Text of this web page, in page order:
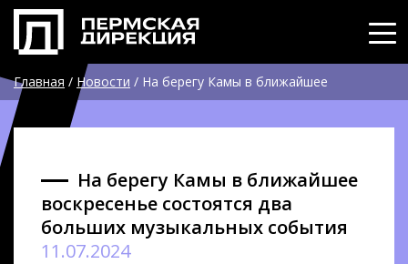
Главная / Новости / На берегу Камы в ближайшее
воскресенье состоятся два больших музыкальных события
На берегу Камы в ближайшее
воскресенье состоятся два
больших музыкальных события
11.07.2024